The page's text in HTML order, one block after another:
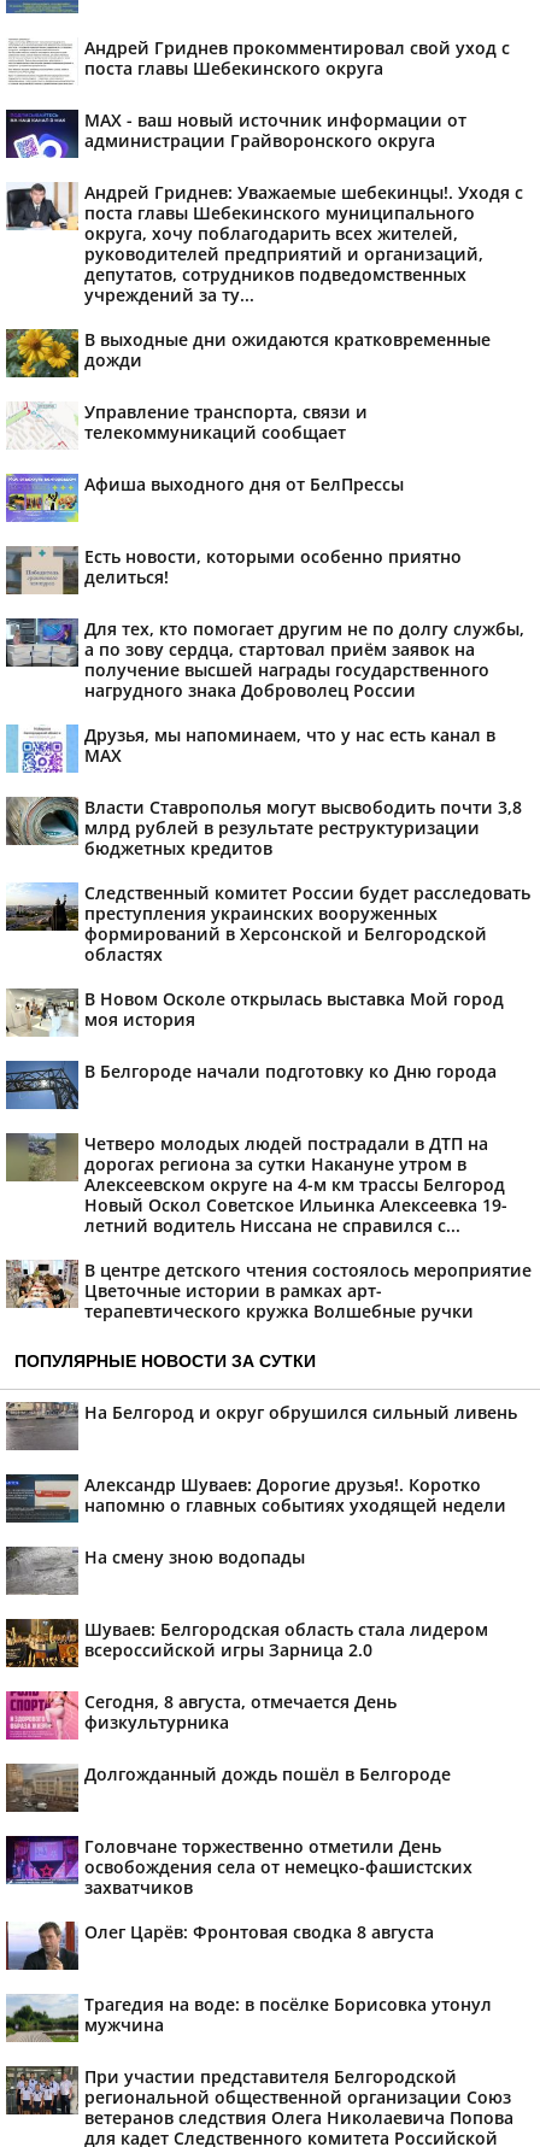
Андрей Гриднев прокомментировал свой уход с
поста главы Шебекинского округа
MAX - ваш новый источник информации от
администрации Грайворонского округа
Андрей Гриднев: Уважаемые шебекинцы!. Уходя с
поста главы Шебекинского муниципального
округа, хочу поблагодарить всех жителей,
руководителей предприятий и организаций,
депутатов, сотрудников подведомственных
учреждений за ту...
В выходные дни ожидаются кратковременные
дожди
Управление транспорта, связи и
телекоммуникаций сообщает
Афиша выходного дня от БелПрессы
Есть новости, которыми особенно приятно
делиться!
Для тех, кто помогает другим не по долгу службы,
а по зову сердца, стартовал приём заявок на
получение высшей награды государственного
нагрудного знака Доброволец России
Друзья, мы напоминаем, что у нас есть канал в
МАХ
Власти Ставрополья могут высвободить почти 3,8
млрд рублей в результате реструктуризации
бюджетных кредитов
Следственный комитет России будет расследовать
преступления украинских вооруженных
формирований в Херсонской и Белгородской
областях
В Новом Осколе открылась выставка Мой город
моя история
В Белгороде начали подготовку ко Дню города
Четверо молодых людей пострадали в ДТП на
дорогах региона за сутки Накануне утром в
Алексеевском округе на 4-м км трассы Белгород
Новый Оскол Советское Ильинка Алексеевка 19-
летний водитель Ниссана не справился с...
В центре детского чтения состоялось мероприятие
Цветочные истории в рамках арт-
терапевтического кружка Волшебные ручки
ПОПУЛЯРНЫЕ НОВОСТИ ЗА СУТКИ
На Белгород и округ обрушился сильный ливень
Александр Шуваев: Дорогие друзья!. Коротко
напомню о главных событиях уходящей недели
На смену зною водопады
Шуваев: Белгородская область стала лидером
всероссийской игры Зарница 2.0
Сегодня, 8 августа, отмечается День
физкультурника
Долгожданный дождь пошёл в Белгороде
Головчане торжественно отметили День
освобождения села от немецко-фашистских
захватчиков
Олег Царёв: Фронтовая сводка 8 августа
Трагедия на воде: в посёлке Борисовка утонул
мужчина
При участии представителя Белгородской
региональной общественной организации Союз
ветеранов следствия Олега Николаевича Попова
для кадет Следственного комитета Российской